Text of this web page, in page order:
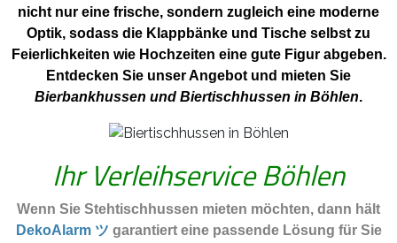
nicht nur eine frische, sondern zugleich eine moderne
Optik, sodass die Klappbänke und Tische selbst zu
Feierlichkeiten wie Hochzeiten eine gute Figur abgeben.
Entdecken Sie unser Angebot und mieten Sie
Bierbankhussen und Biertischhussen in Böhlen.
Ihr Verleihservice Böhlen
Wenn Sie Stehtischhussen mieten möchten, dann hält
DekoAlarm ツ garantiert eine passende Lösung für Sie